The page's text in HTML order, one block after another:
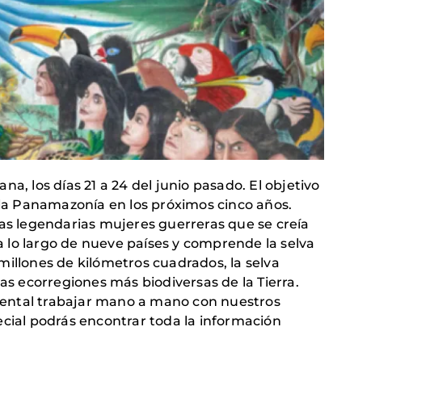
los días 21 a 24 del junio pasado. El objetivo
Panamazonía en los próximos cinco años.
legendarias mujeres guerreras que se creía
largo de nueve países y comprende la selva
de kilómetros cuadrados, la selva
ecorregiones más biodiversas de la Tierra.
trabajar mano a mano con nuestros
podrás encontrar toda la información